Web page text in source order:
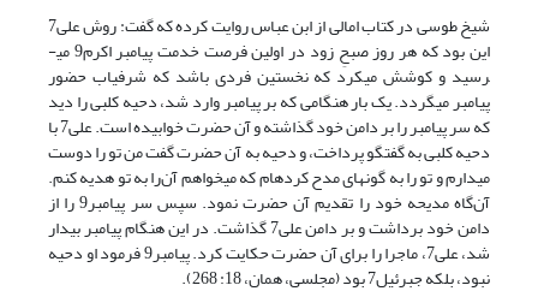
شیخ طوسی در کتاب امالی از ابن عباس روایت کرده که گفت: روش علی7
این بود که هر روز صبحِ زود در اولین فرصت خدمت پیامبر اکرم9 می­
رسید ‌و کوشش می­کرد که نخستین فردی باشد که شرفیاب حضور
پیامبر می­گردد. یک بار هنگامی که بر پیامبر وارد شد، دحیه کلبی را دید
که سر پیامبر را بر دامن خود گذاشته و آن حضرت خوابیده است. علی7 با
دحیه کلبی به گفتگو پرداخت، و دحیه به آن حضرت گفت من تو را دوست
می­دارم و تو را به گونه­ای مدح کرده­ام که می­خواهم آن‌را به تو هدیه کنم.
آن‌گاه مدیحه خود را تقدیم آن حضرت نمود. سپس سر پیامبر9 را از
دامن خود برداشت و بر دامن علی7 گذاشت. در این هنگام پیامبر بیدار
شد، علی7، ماجرا را برای آن حضرت حکایت کرد. پیامبر9 فرمود او دحیه
نبود، بلکه جبرئیل7 بود (مجلسی، همان، 18: 268).